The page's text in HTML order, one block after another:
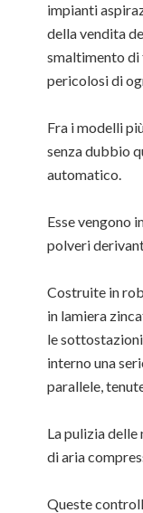
impianti
della vendita
smaltimento di
pericolosi di
Fra i modelli
senza dubbio
automatico.
Esse vengono
polveri
Costruite in
in lamiera
le
interno una
parallele,
La pulizia delle
di aria
Queste